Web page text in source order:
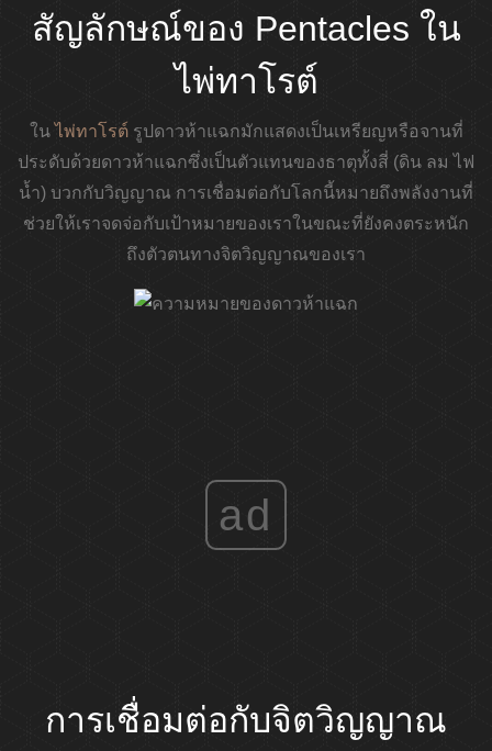
สัญลักษณ์ของ Pentacles ใน
ไพ่ทาโรต์
ในไพ่ทาโรต์รูปดาวห้าแฉกมักแสดงเป็นเหรียญหรือจานที่
ประดับด้วยดาวห้าแฉกซึ่งเป็นตัวแทนของธาตุทั้งสี่ (ดิน ลม ไฟ
น้ำ) บวกกับวิญญาณ การเชื่อมต่อกับโลกนี้หมายถึงพลังงานที่
ช่วยให้เราจดจ่อกับเป้าหมายของเราในขณะที่ยังคงตระหนัก
ถึงตัวตนทางจิตวิญญาณของเรา
ad
การเชื่อมต่อกับจิตวิญญาณ